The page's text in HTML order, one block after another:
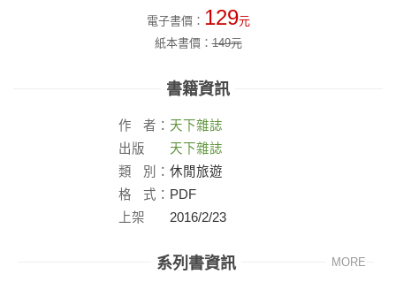
電子書價： 129元
紙本書價：149元
書籍資訊
作 者： 天下雜誌
出版
社：
天下雜誌
類
別： 休閒旅遊
格
式： PDF
上架
2016/2/23
系列書資訊 MORE